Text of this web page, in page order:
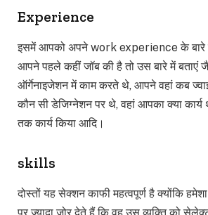
Experience
इसमें आपको अपने work experience के बारे
आपने पहले कहीं जॉब की है तो उस बारे में
ऑर्गेनाइजेशन में काम करते थे, आपने वहां कब
कौन सी डेजिग्नेशन पर थे, वहां आपका क्या
तक कार्य किया आदि।
skills
दोस्तों यह सेक्शन काफी महत्वपूर्ण है क्योंकि